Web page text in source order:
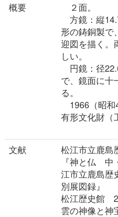
概要
２面。
方鏡：縦
形の鋳銅製で
迎図を描く。
しい。
円鏡：径
で、鏡面に十
る。
1966（昭和
有形文化財（
文献
松江市立鹿
『神と仏
江市立鹿島歴
別展図録』
松江歴史館
雲の神像と神